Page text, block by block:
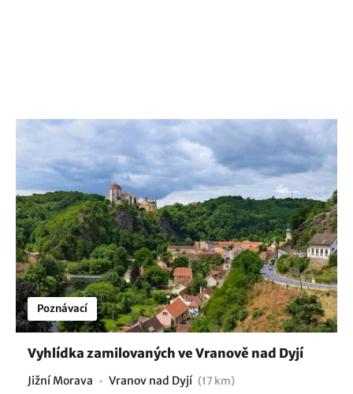
Poznávací
Vyhlídka zamilovaných ve Vranově nad Dyjí
Jižní Morava Vranov nad Dyjí (17 km)